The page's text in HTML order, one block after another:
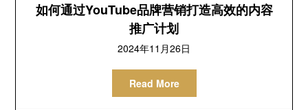
如何通过YouTube品牌营销打造高效的内容
推广计划
2024年11月26日
Read More